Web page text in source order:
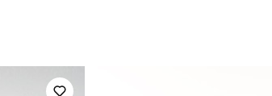
100% поліестер